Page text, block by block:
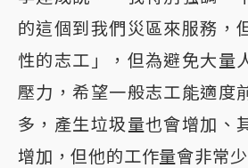
的這個到我們災區來服務，
性的志工」，但為避免大量
壓力，希望一般志工能適度
多，產生垃圾量也會增加、
增加，但他的工作量會非常少